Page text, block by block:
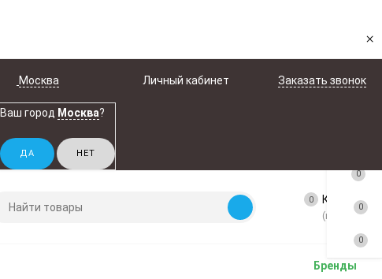
×
Москва
Ваш город Москва?
Личный кабинет Заказать звонок
0 Корзина
(пусто)
Бренды
0
0
0